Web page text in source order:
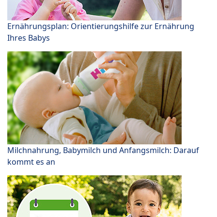
Ernährungsplan: Orientierungshilfe zur Ernährung
Ihres Babys
Milchnahrung, Babymilch und Anfangsmilch: Darauf
kommt es an